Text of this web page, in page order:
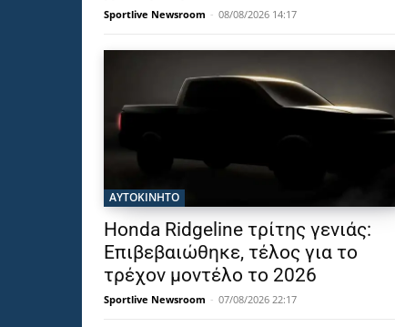
Sportlive Newsroom - 08/08/2026 14:17
ΑΥΤΟΚΙΝΗΤΟ
Honda Ridgeline τρίτης γενιάς:
Επιβεβαιώθηκε, τέλος για το
τρέχον μοντέλο το 2026
Sportlive Newsroom - 07/08/2026 22:17